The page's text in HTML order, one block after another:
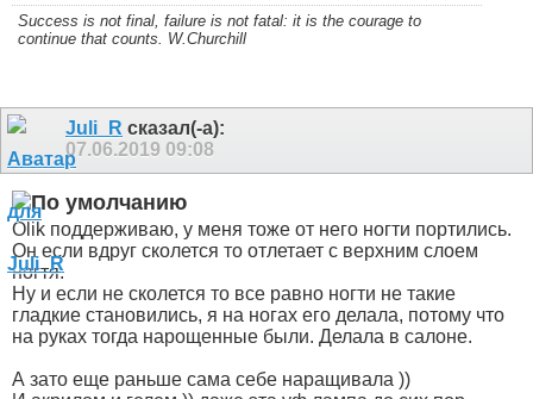
Success is not final, failure is not fatal: it is the courage to
continue that counts. W.Churchill
Juli_R сказал(-а):
07.06.2019 09:08
Olik поддерживаю, у меня тоже от него ногти портились.
Он если вдруг сколется то отлетает с верхним слоем
ногтя.
Ну и если не сколется то все равно ногти не такие
гладкие становились, я на ногах его делала, потому что
на руках тогда нарощенные были. Делала в салоне.
А зато еще раньше сама себе наращивала ))